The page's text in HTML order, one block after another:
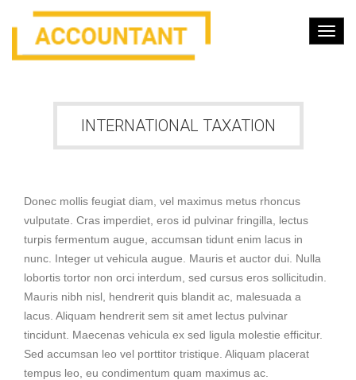
INTERNATIONAL TAXATION
Donec mollis feugiat diam, vel maximus metus rhoncus
vulputate. Cras imperdiet, eros id pulvinar fringilla, lectus
turpis fermentum augue, accumsan tidunt enim lacus in
nunc. Integer ut vehicula augue. Mauris et auctor dui. Nulla
lobortis tortor non orci interdum, sed cursus eros sollicitudin.
Mauris nibh nisl, hendrerit quis blandit ac, malesuada a
lacus. Aliquam hendrerit sem sit amet lectus pulvinar
tincidunt. Maecenas vehicula ex sed ligula molestie efficitur.
Sed accumsan leo vel porttitor tristique. Aliquam placerat
tempus leo, eu condimentum quam maximus ac.